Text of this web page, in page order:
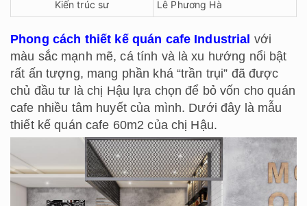
Kiến trúc sư Lê Phương Hà
Phong cách thiết kế quán cafe Industrial với
màu sắc mạnh mẽ, cá tính và là xu hướng nổi bật
rất ấn tượng, mang phần khá “trần trụi” đã được
chủ đầu tư là chị Hậu lựa chọn để bỏ vốn cho quán
cafe nhiều tâm huyết của mình. Dưới đây là mẫu
thiết kế quán cafe 60m2 của chị Hậu.